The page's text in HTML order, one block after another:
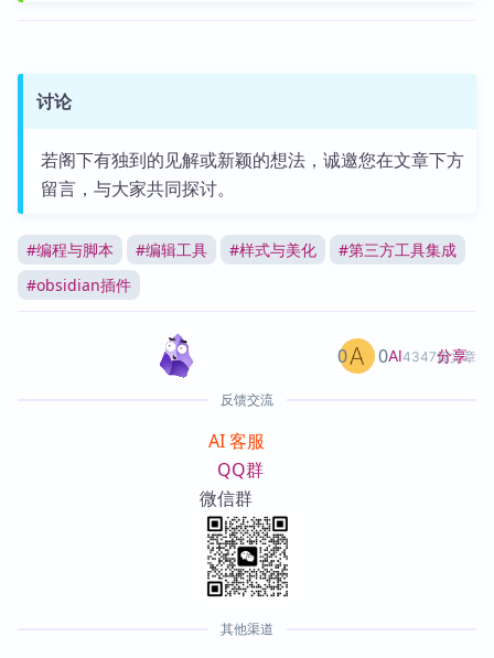
讨论
若阁下有独到的见解或新颖的想法，诚邀您在文章下方
留言，与大家共同探讨。
#编程与脚本 #编辑工具 #样式与美化 #第三方工具集成
#obsidian插件
AI4347篇文章
0 0 分享
反馈交流
AI 客服
QQ群
微信群
其他渠道